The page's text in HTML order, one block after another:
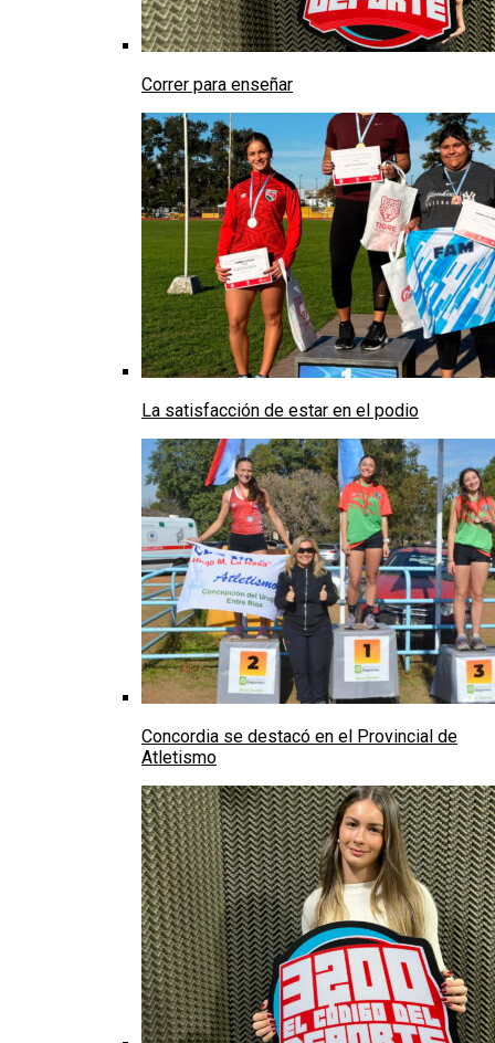
Correr para enseñar
La satisfacción de estar en el podio
Concordia se destacó en el Provincial de
Atletismo